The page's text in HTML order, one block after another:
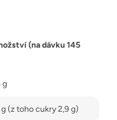
(na dávku 145
g
g (z toho cukry 2,9 g)